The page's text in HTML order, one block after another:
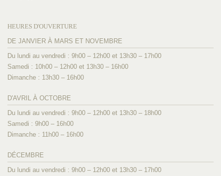
HEURES D'OUVERTURE
DE JANVIER À MARS ET NOVEMBRE
Du lundi au vendredi : 9h00 – 12h00 et 13h30 – 17h00
Samedi : 10h00 – 12h00 et 13h30 – 16h00
Dimanche : 13h30 – 16h00
D'AVRIL À OCTOBRE
Du lundi au vendredi : 9h00 – 12h00 et 13h30 – 18h00
Samedi : 9h00 – 16h00
Dimanche : 11h00 – 16h00
DÉCEMBRE
Du lundi au vendredi : 9h00 – 12h00 et 13h30 – 17h00